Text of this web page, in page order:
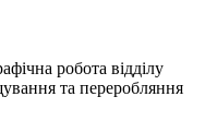
робота відділу
та переробляння